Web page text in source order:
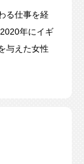
る仕事を経
年にイギ
与えた女性